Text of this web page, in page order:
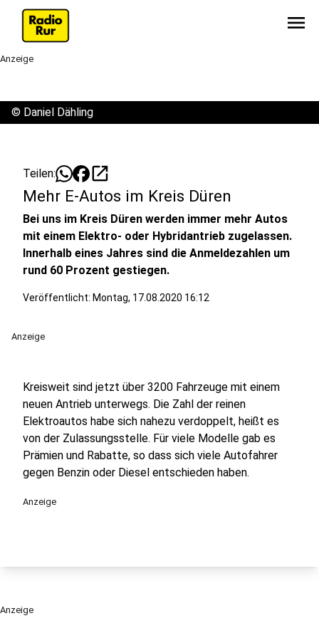
menu
Anzeige
© Daniel Dähling
Teilen: open_in_new
Mehr E-Autos im Kreis Düren
Bei uns im Kreis Düren werden immer mehr Autos
mit einem Elektro- oder Hybridantrieb zugelassen.
Innerhalb eines Jahres sind die Anmeldezahlen um
rund 60 Prozent gestiegen.
Veröffentlicht: Montag, 17.08.2020 16:12
Anzeige
Kreisweit sind jetzt über 3200 Fahrzeuge mit einem
neuen Antrieb unterwegs. Die Zahl der reinen
Elektroautos habe sich nahezu verdoppelt, heißt es
von der Zulassungsstelle. Für viele Modelle gab es
Prämien und Rabatte, so dass sich viele Autofahrer
gegen Benzin oder Diesel entschieden haben.
Anzeige
Anzeige